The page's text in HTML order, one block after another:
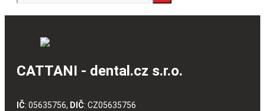
CATTANI - dental.cz s.r.o.
IČ: 05635756, DIČ: CZ05635756